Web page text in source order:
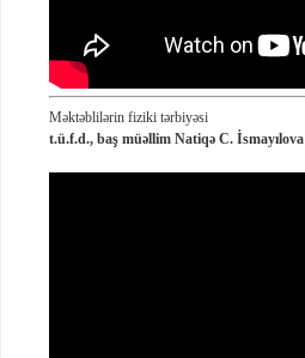
Məktəblilərin fiziki tərbiyəsi
t.ü.f.d., baş müəllim Natiqə C. İsmayılova